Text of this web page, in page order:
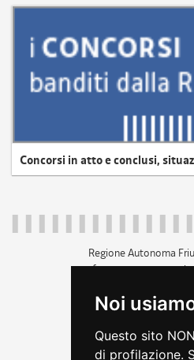
Noi
Questo sito
di profilazione.
Concorsi in atto e conclusi,
Regione Autonoma
c.f. 80014930327;
+39 040
amministrazione